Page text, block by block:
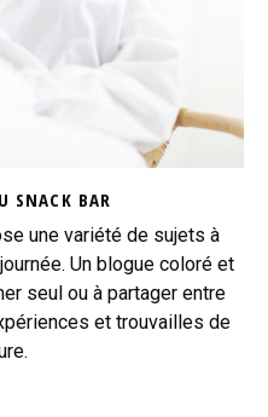
SNACK BAR
une variété de sujets à
Un blogue coloré et
seul ou à partager entre
et trouvailles de